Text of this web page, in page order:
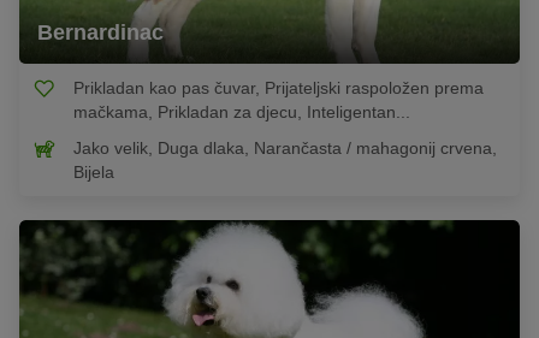
Bernardinac
Prikladan kao pas čuvar, Prijateljski raspoložen prema
mačkama, Prikladan za djecu, Inteligentan...
Jako velik, Duga dlaka, Narančasta / mahagonij crvena,
Bijela